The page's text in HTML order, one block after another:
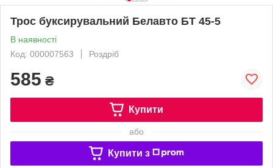
Трос буксирувальний Белавто БТ 45-5
В наявності
Код: 000007563
Роздріб
585 ₴
Купити
або
Купити з